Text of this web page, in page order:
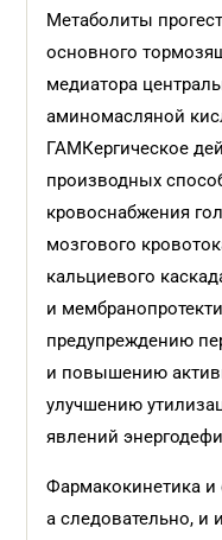
Метаболиты
основного
медиатора
аминомасляной
ГАМКергическое
производных
кровоснабжения
мозгового
кальциевого
и
предупреждению
и повышению
улучшению
явлений
Фармакокинетика и
а следовательно, и